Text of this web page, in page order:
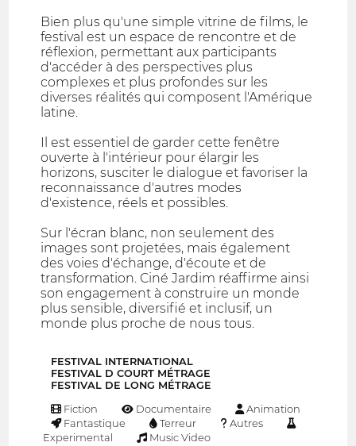
Bien plus qu'une simple vitrine de films, le
festival est un espace de rencontre et de
réflexion, permettant aux participants
d'accéder à des perspectives plus
complexes et plus profondes sur les
diverses réalités qui composent l'Amérique
latine.
Il est essentiel de garder cette fenêtre
ouverte à l'intérieur pour élargir les
horizons, susciter le dialogue et favoriser la
reconnaissance d'autres modes
d'existence, réels et possibles.
Sur l'écran blanc, non seulement des
images sont projetées, mais également
des voies d'échange, d'écoute et de
transformation. Ciné Jardim réaffirme ainsi
son engagement à construire un monde
plus sensible, diversifié et inclusif, un
monde plus proche de nous tous.
FESTIVAL INTERNATIONAL
FESTIVAL D COURT MÉTRAGE
FESTIVAL DE LONG MÉTRAGE
Fiction Documentaire
Animation
Fantastique
Terreur
Autres
Experimental
Music Video